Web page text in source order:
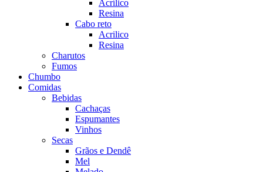
Acrílico
Resina
Cabo reto
Acrilico
Resina
Charutos
Fumos
Chumbo
Comidas
Bebidas
Cachaças
Espumantes
Vinhos
Secas
Grãos e Dendê
Mel